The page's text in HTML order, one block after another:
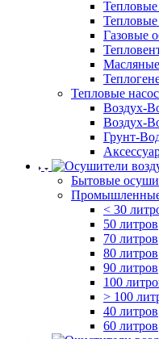
Тепловые
Газовые
Тепловые
Воздух-
Воздух-
Грунт-
Бытовые
< 30
50 литров
70 литров
80 литров
90 литров
100
> 100
40 литров
60 литров